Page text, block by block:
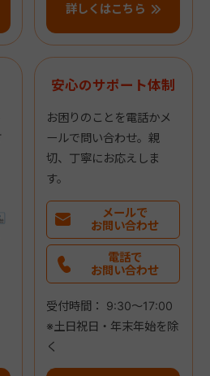
詳しくはこちら
安心のサポート体制
お困りのことを電話かメ
ールで問い合わせ。親
切、丁寧にお応えしま
す。
メールで
お問い合わせ
電話で
お問い合わせ
受付時間： 9:30～17:00
※土日祝日・年末年始を除
く